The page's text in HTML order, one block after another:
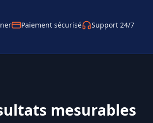
Paiement sécurisé Support 24/7
mesurables